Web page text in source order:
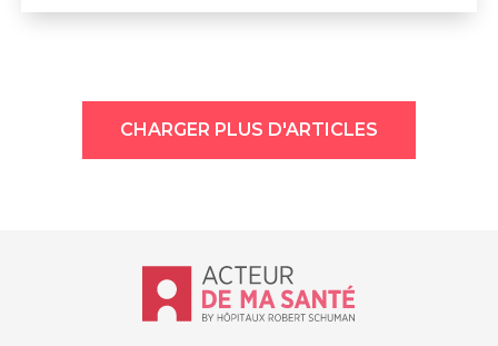
CHARGER PLUS D'ARTICLES
Accueil - Acteur de ma santé, by